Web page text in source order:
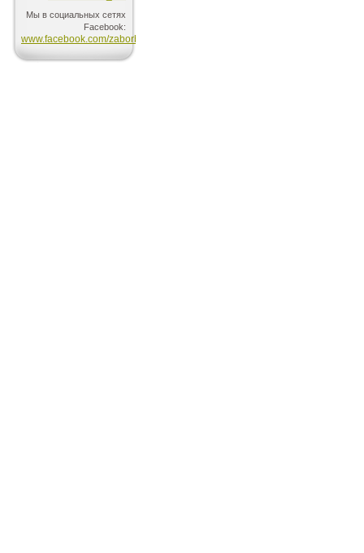
Мы в социальных сетях
Facebook:
www.facebook.com/zaborbel